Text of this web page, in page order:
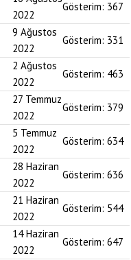
2022
Gösterim: 367
9 Ağustos
2022
Gösterim: 331
2 Ağustos
2022
Gösterim: 463
27 Temmuz
2022
Gösterim: 379
5 Temmuz
2022
Gösterim: 634
28 Haziran
2022
Gösterim: 636
21 Haziran
2022
Gösterim: 544
14 Haziran
2022
Gösterim: 647